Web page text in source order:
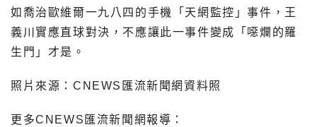
如喬治歐維爾一九八四的手機「天網監控」事件，王
義川實應直球對決，不應讓此一事件變成「噁爛的羅
生門」才是。
照片來源：CNEWS匯流新聞網資料照
更多CNEWS匯流新聞網報導：